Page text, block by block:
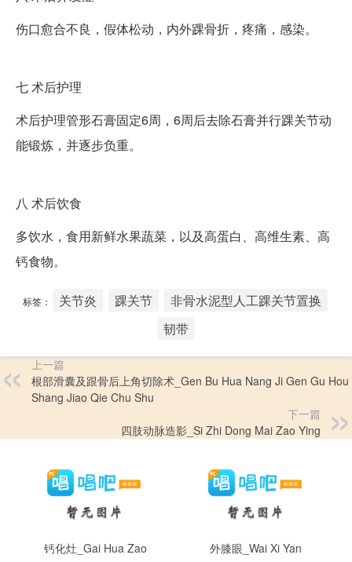
伤口愈合不良，假体松动，内外踝骨折，疼痛，感染。
七术后护理
术后护理管形石膏固定6周，6周后去除石膏并行踝关节动
能锻炼，并逐步负重。
八 术后饮食
多饮水，食用新鲜水果蔬菜，以及高蛋白、高维生素、高
钙食物。
标签： 关节炎 踝关节
非骨水泥型人工踝关节置换
韧带
上一篇
根部滑囊及跟骨后上角切除术_Gen Bu Hua Nang Ji Gen Gu Hou
Shang Jiao Qie Chu Shu
下一篇
四肢动脉造影_Si Zhi Dong Mai Zao Ying
钙化灶_Gai Hua Zao 外膝眼_Wai Xi Yan